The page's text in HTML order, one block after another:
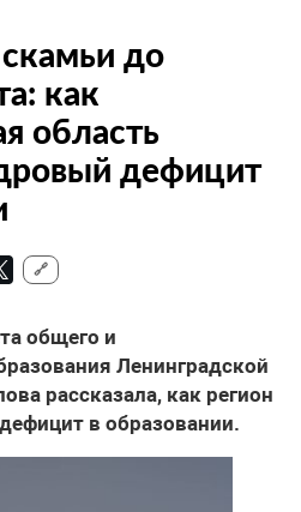
до
как
область
дефицит
🔗
общего и
Ленинградской
рассказала, как регион
в образовании.